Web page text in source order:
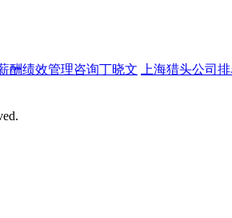
酬绩效管理咨询丁晓文 上海猎头公司